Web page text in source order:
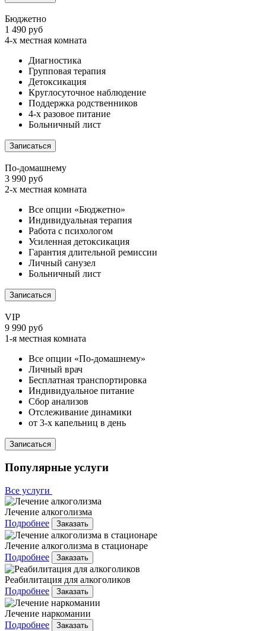
Бюджетно
1 490 руб
4-х местная комната
Диагностика
Групповая терапия
Детоксикация
Круглосуточное наблюдение
Поддержка родственников
4-х разовое питание
Больничный лист
Записаться
По-домашнему
3 990 руб
2-х местная комната
Все опции «Бюджетно»
Индивидуальная терапия
Работа с психологом
Усиленная детоксикация
Гарантия длительной ремиссии
Личный санузел
Больничный лист
Записаться
VIP
9 990 руб
1-я местная комната
Все опции «По-домашнему»
Личный врач
Бесплатная транспортировка
Индивидуальное питание
Сбор анализов
Отслеживание динамики
от 3-х капельниц в день
Записаться
Популярные услуги
Все услуги
Лечение алкоголизма
Подробнее
Заказать
Лечение алкоголизма в стационаре
Подробнее
Заказать
Реабилитация для алкоголиков
Подробнее
Заказать
Лечение наркомании
Подробнее
Заказать